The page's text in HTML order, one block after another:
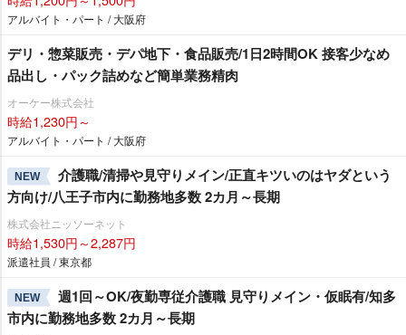
アルバイト・パート / 大阪府
デリ・惣菜販売・デパ地下・食品販売/1日2時間OK 接客少なめ
品出し・パック詰めなど簡単業務精肉
オーケー株式会社
時給1,230円～
アルバイト・パート / 大阪府
NEW
介護職/清掃や見守りメイン/正直キツいのはヤダという
方向け/八王子市内に勤務地多数 2カ月～長期
株式会社ニッソーネット
時給1,530円～2,287円
派遣社員 / 東京都
NEW
週1回～OK/夜勤専従介護職 見守りメイン・仮眠有/知多
市内に勤務地多数 2カ月～長期